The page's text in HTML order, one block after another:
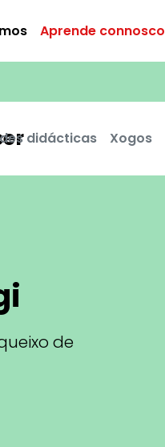
Aprende connosco
didácticas Xogos
de